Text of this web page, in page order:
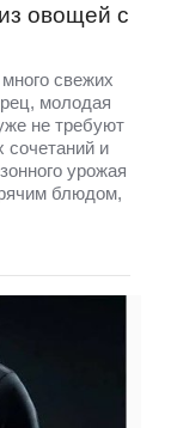
овощей с
свежих
молодая
не требуют
сочетаний и
урожая
блюдом,